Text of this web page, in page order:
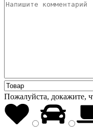
Пожалуйста, докажите,